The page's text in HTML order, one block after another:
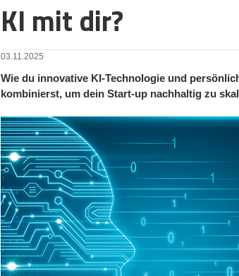
KI mit dir?
03.11.2025
Wie du innovative KI-Technologie und
kombinierst, um dein Start-up nachhaltig zu